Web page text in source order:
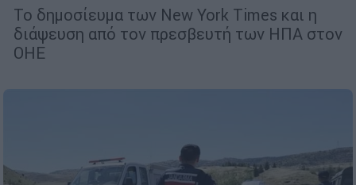
Το δημοσίευμα των New York Times και η
διάψευση από τον πρεσβευτή των ΗΠΑ στον
ΟΗΕ